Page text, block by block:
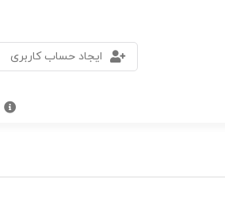
ایجاد حساب کاربری